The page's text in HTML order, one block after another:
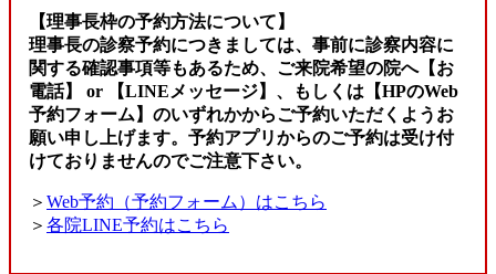
【理事長枠の予約方法について】
理事長の診察予約につきましては、事前に診察内容に
関する確認事項等もあるため、ご来院希望の院へ【お
電話】 or 【LINEメッセージ】、もしくは【HPのWeb
予約フォーム】のいずれかからご予約いただくようお
願い申し上げます。予約アプリからのご予約は受け付
けておりませんのでご注意下さい。
＞ Web予約（予約フォーム）はこちら
＞ 各院LINE予約はこちら